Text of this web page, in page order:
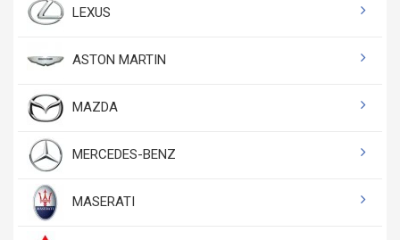
LEXUS
ASTON MARTIN
MAZDA
MERCEDES-BENZ
MASERATI